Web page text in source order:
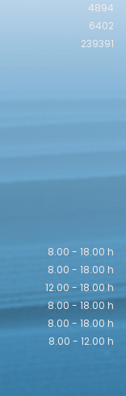
4894
6402
239391
8.00 - 18.00 h
8.00 - 18.00 h
12.00 - 18.00 h
8.00 - 18.00 h
8.00 - 18.00 h
8.00 - 12.00 h